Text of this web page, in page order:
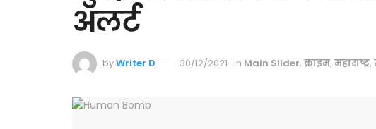
अलर्ट
byWriter D 30/12/2021 in Main Slider, क्राइम, महाराष्ट्र,